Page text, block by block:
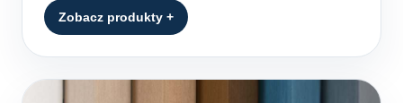
Zobacz produkty +